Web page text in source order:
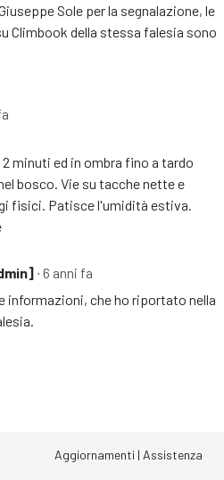
Sole per la segnalazione, le
Climbook della stessa falesia sono
minuti ed in ombra fino a tardo
bosco. Vie su tacche nette e
fisici. Patisce l'umidità estiva.
∙ 6 anni fa
informazioni, che ho riportato nella
Aggiornamenti | Assistenza